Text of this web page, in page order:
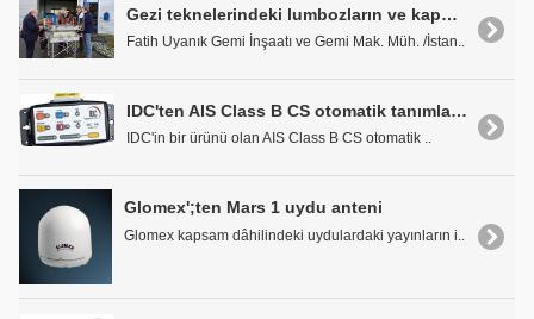
Gezi teknelerindeki lumbozların ve kaportaların sertifikalandirilmasi
Fatih Uyanık Gemi İnşaatı ve Gemi Mak. Müh. /İstan..
IDC'ten AIS Class B CS otomatik tanımlama cihazı
IDC'in bir ürünü olan AIS Class B CS otomatik ..
Glomex';ten Mars 1 uydu anteni
Glomex kapsam dâhilindeki uydulardaki yayınların i..